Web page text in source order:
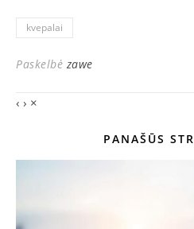
kvepalai
Paskelbė zawe
‹ › ×
PANAŠŪS